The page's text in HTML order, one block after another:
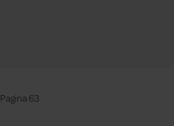
Pagina 63